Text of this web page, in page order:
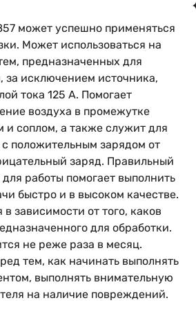
может успешно применяться
Может использоваться на
предназначенных для
за исключением источника,
тока 125 А. Помогает
воздуха в промежутке
и соплом, а также служит для
положительным зарядом от
заряд. Правильный
работы помогает выполнить
быстро и в высоком качестве.
зависимости от того, каков
для обработки.
не реже раза в месяц.
тем, как начинать выполнять
выполнять внимательную
на наличие повреждений.